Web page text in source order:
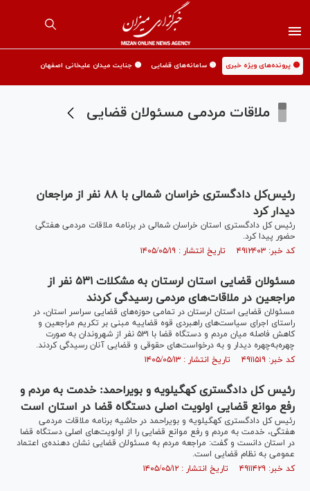
🟡 پرونده‌های ویژه خبری 🟡 سامانه‌های قضایی 🟡 جنایت میدان علیخانی اصفهان
ملاقات مردمی مسئولان قضایی
رئیس‌کل دادگستری خراسان شمالی با ۸۸ نفر از مراجعان
دیدار کرد
رئیس کل دادگستری استان خراسان شمالی در برنامه ملاقات مردمی هفتگی
حضور پیدا کرد.
کد خبر: ۴۹۱۲۴۰۳ تاریخ انتشار : ۱۴۰۵/۰۵/۱۹
مسئولان قضایی استان لرستان به مشکلات ۵۳۱ نفر از
مراجعین در ملاقات‌های مردمی رسیدگی کردند
مسئولان قضایی استان لرستان در تمامی حوزه‌های قضایی سراسر استان، در
راستای اجرای سیاست‌های راهبردی قوه قضاییه مبنی بر تکریم مراجعین و
کاهش فاصله میان مردم و دستگاه قضا با ۵۳۱ نفر از شهروندان به صورت
چهره‌به‌چهره دیدار و به درخواست‌های حقوقی و قضایی آنان رسیدگی کردند.
کد خبر: ۴۹۱۱۵۱۹ تاریخ انتشار : ۱۴۰۵/۰۵/۱۳
رئیس کل دادگستری کهگیلویه و بویراحمد: خدمت به مردم و
رفع موانع قضایی اولویت اصلی دستگاه قضا در استان است
رئیس کل دادگستری کهگیلویه و بویراحمد در حاشیه برنامه ملاقات مردمی
هفتگی، خدمت به مردم و رفع موانع قضایی را از اولویت‌های اصلی دستگاه قضا
در استان دانست و گفت: مراجعه مردم به مسئولان قضایی نشان دهنده‌ی اعتماد
عمومی به نظام قضایی است.
کد خبر: ۴۹۱۱۴۲۹ تاریخ انتشار : ۱۴۰۵/۰۵/۱۲